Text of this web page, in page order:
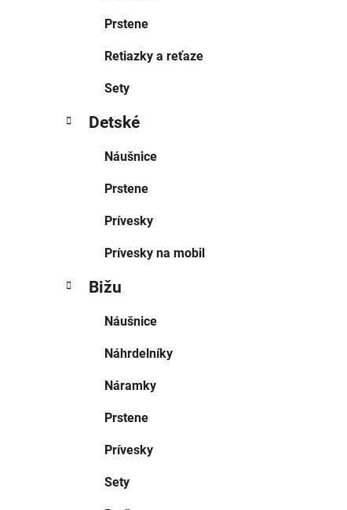
Prstene
Retiazky a reťaze
Sety
Detské
Náušnice
Prstene
Prívesky
Prívesky na mobil
Bižu
Náušnice
Náhrdelníky
Náramky
Prstene
Prívesky
Sety